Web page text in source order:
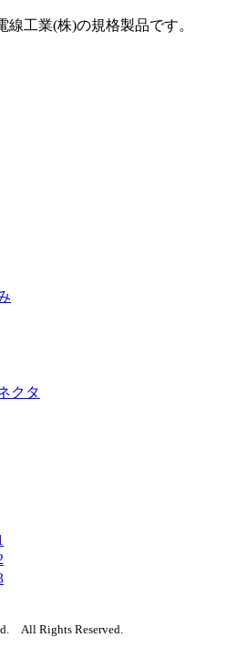
工業(株)の規格製品です。
クタ
All Rights Reserved.